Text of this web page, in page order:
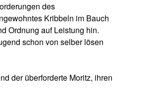
des
Kribbeln im Bauch
Ordnung auf Leistung hin.
schon von selber lösen
der überforderte Moritz, ihren